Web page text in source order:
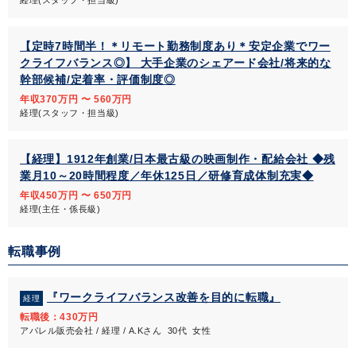
【定時7時間半！＊リモート勤務制度あり＊安定企業でワー
クライフバランス◎】 大手企業のシェアード会社/将来的な
幹部候補/定着率・評価制度◎
年収370万円 〜 560万円
経理(スタッフ・担当級)
【経理】1912年創業/日本最古級の映画制作・配給会社 ◆残
業月10～20時間程度／年休125日／研修育成体制充実◆
年収450万円 〜 650万円
経理(主任・係長級)
転職事例
経理 『ワークライフバランス改善を目的に転職』
転職後：430万円
アパレル販売会社 / 経理 / A.Kさん 30代 女性